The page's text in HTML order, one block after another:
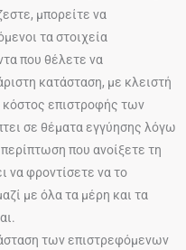
μπορείτε να
τα στοιχεία
που θέλετε να
κατάσταση, με κλειστή
κόστος επιστροφής των
σε θέματα εγγύησης λόγω
που ανοίξετε τη
να φροντίσετε να το
με όλα τα μέρη και τα
των επιστρεφόμενων